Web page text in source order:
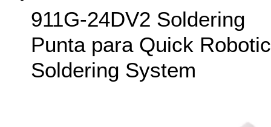
911G-24DV2 Soldering
Punta para Quick Robotic
Soldering System